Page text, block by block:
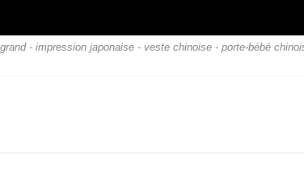
- impression japonaise - veste chinoise - porte-bébé